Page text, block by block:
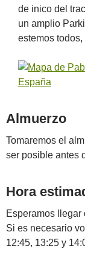
de inico del
un amplio
estemos
Almuerzo
Tomaremos el
ser posible antes
Hora
Esperamos llegar
Si es necesario
12:45, 13:25 y